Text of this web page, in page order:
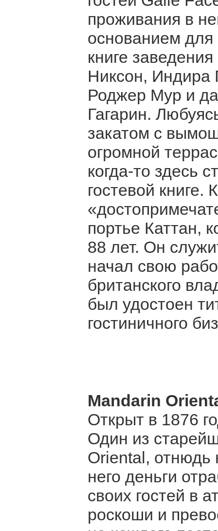
проживания в
основанием для
книге
Никсон, Индира
Роджер Мур и
Гагарин.
закатом с
огромной
когда-то здесь
гостевой книге.
портье Каттан,
88 лет. Он
начал свою
британского
был удостоен
гостиничного
Mandarin
Открыт в 1876
Один из
Oriental, отнюдь
него деньги
своих гостей в
роскоши и